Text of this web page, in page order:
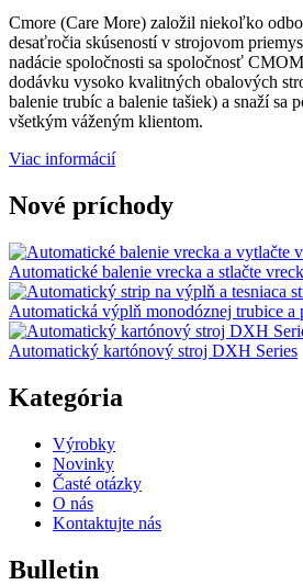
Cmore (Care More) založil niekoľko
desaťročia skúseností v strojovom
nadácie spoločnosti sa spoločnosť
dodávku vysoko kvalitných obalových
balenie trubíc a balenie tašiek) a snaží sa
všetkým váženým klientom.
Viac informácií
Nové príchody
Automatické balenie vrecka a stlačte
Automatická výplň monodóznej trubice a
Automatický kartónový stroj DXH Series
Kategória
Výrobky
Novinky
Časté otázky
O nás
Kontaktujte nás
Bulletin